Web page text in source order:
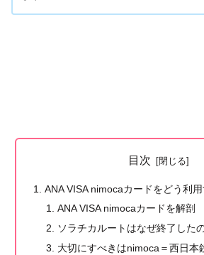
目次
ANA VISA nimocaカードをどう利用
ANA VISA nimocaカードを解剖
ソラチカルートはなぜ終了した
大切にすべきはnimoca＝西日本